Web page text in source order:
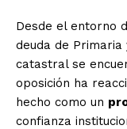
Desde el entorno
deuda de
catastral se
oposición ha
hecho como un
confianza